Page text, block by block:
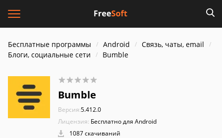
Бесплатные программы Android
Связь, чаты, email
Блоги, социальные сети
Bumble
Bumble
Версия:5.412.0
Лицензия: Бесплатно для Android
1087 скачиваний